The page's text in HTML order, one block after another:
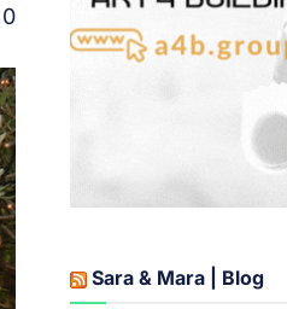
0
Sara & Mara | Blog